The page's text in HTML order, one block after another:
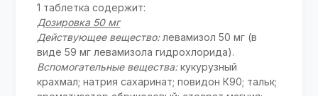
1 таблетка содержит:
Дозировка 50 мг
Действующее вещество:левамизол 50 мг (в
виде 59 мг левамизола гидрохлорида).
Вспомогательные вещества:кукурузный
крахмал; натрия сахаринат; повидон К90; тальк;